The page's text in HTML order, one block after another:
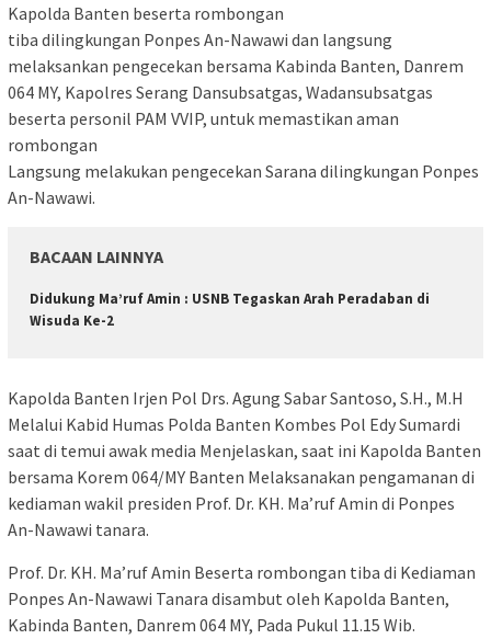
Kapolda Banten beserta rombongan
tiba dilingkungan Ponpes An-Nawawi dan langsung
melaksankan pengecekan bersama Kabinda Banten, Danrem
064 MY, Kapolres Serang Dansubsatgas, Wadansubsatgas
beserta personil PAM VVIP, untuk memastikan aman
rombongan
Langsung melakukan pengecekan Sarana dilingkungan Ponpes
An-Nawawi.
BACAAN LAINNYA
Didukung Ma’ruf Amin : USNB Tegaskan Arah Peradaban di
Wisuda Ke-2
Kapolda Banten Irjen Pol Drs. Agung Sabar Santoso, S.H., M.H
Melalui Kabid Humas Polda Banten Kombes Pol Edy Sumardi
saat di temui awak media Menjelaskan, saat ini Kapolda Banten
bersama Korem 064/MY Banten Melaksanakan pengamanan di
kediaman wakil presiden Prof. Dr. KH. Ma’ruf Amin di Ponpes
An-Nawawi tanara.
Prof. Dr. KH. Ma’ruf Amin Beserta rombongan tiba di Kediaman
Ponpes An-Nawawi Tanara disambut oleh Kapolda Banten,
Kabinda Banten, Danrem 064 MY, Pada Pukul 11.15 Wib.